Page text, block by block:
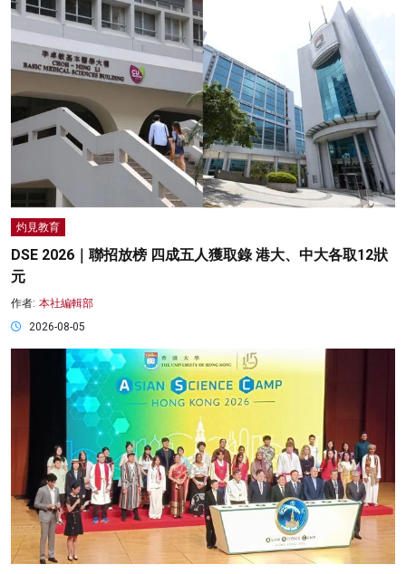
灼見教育
DSE 2026｜聯招放榜 四成五人獲取錄 港大、中大各取12狀
元
作者: 本社編輯部
2026-08-05